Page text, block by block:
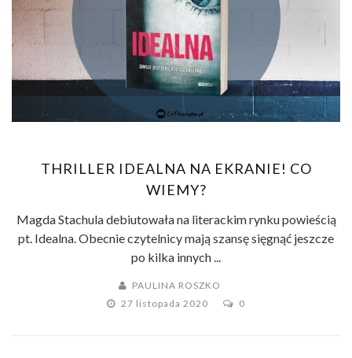
THRILLER IDEALNA NA EKRANIE! CO
WIEMY?
Magda Stachula debiutowała na literackim rynku powieścią
pt. Idealna. Obecnie czytelnicy mają szansę sięgnąć jeszcze
po kilka innych ...
PAULINA ROSZKO
27 listopada 2020
0